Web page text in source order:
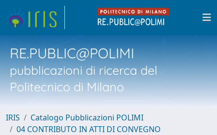
RE.PUBLIC@POLIMI
pubblicazioni di ricerca del
Politecnico di Milano
IRIS
Catalogo Pubblicazioni POLIMI
04 CONTRIBUTO IN ATTI DI CONVEGNO